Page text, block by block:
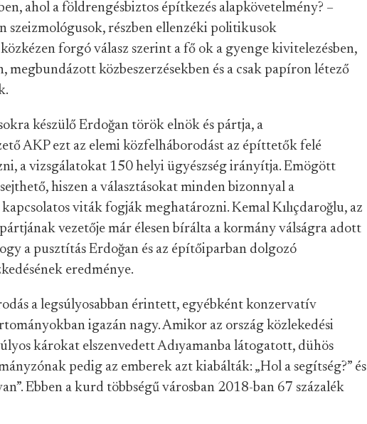
ahol a földrengésbiztos építkezés alapkövetelmény? –
szeizmológusok, részben ellenzéki politikusok
forgó válasz szerint a fő ok a gyenge kivitelezésben,
megbundázott közbeszerzésekben és a csak papíron létező
készülő Erdoğan török elnök és pártja, a
AKP ezt az elemi közfelháborodást az építtetők felé
a vizsgálatokat 150 helyi ügyészség irányítja. Emögött
hiszen a választásokat minden bizonnyal a
viták fogják meghatározni. Kemal Kılıçdaroğlu, az
vezetője már élesen bírálta a kormány válságra adott
a pusztítás Erdoğan és az építőiparban dolgozó
eredménye.
a legsúlyosabban érintett, egyébként konzervatív
igazán nagy. Amikor az ország közlekedési
károkat elszenvedett Adıyamanba látogatott, dühös
pedig az emberek azt kiabálták: „Hol a segítség?” és
Ebben a kurd többségű városban 2018-ban 67 százalék